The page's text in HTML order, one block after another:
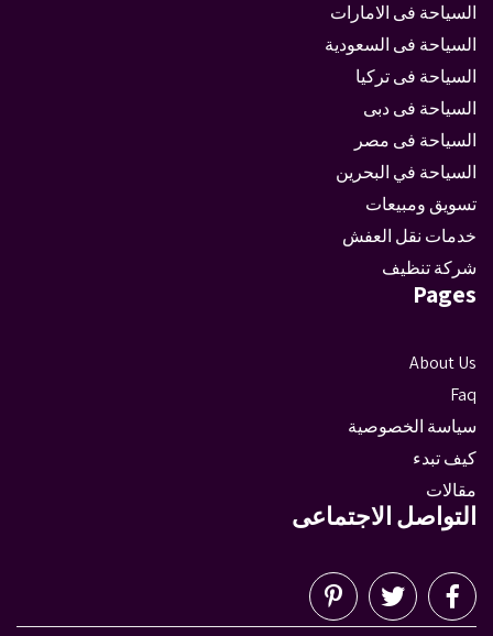
السياحة فى الامارات
السياحة فى السعودية
السياحة فى تركيا
السياحة فى دبى
السياحة فى مصر
السياحة في البحرين
تسويق ومبيعات
خدمات نقل العفش
شركة تنظيف
Pages
About Us
Faq
سياسة الخصوصية
كيف تبدء
مقالات
التواصل الاجتماعى